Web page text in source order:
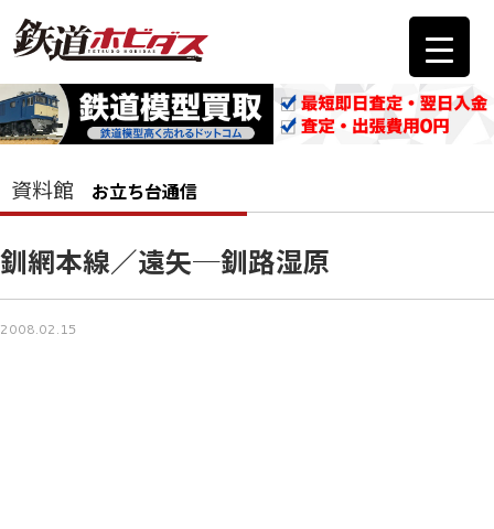
資料館 お立ち台通信
釧網本線／遠矢─釧路湿原
2008.02.15